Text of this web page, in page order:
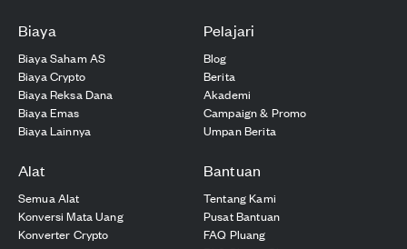
Biaya
Biaya Saham AS
Biaya Crypto
Biaya Reksa Dana
Biaya Emas
Biaya Lainnya
Pelajari
Blog
Berita
Akademi
Campaign & Promo
Umpan Berita
Alat
Semua Alat
Konversi Mata Uang
Konverter Crypto
Bantuan
Tentang Kami
Pusat Bantuan
FAQ Pluang